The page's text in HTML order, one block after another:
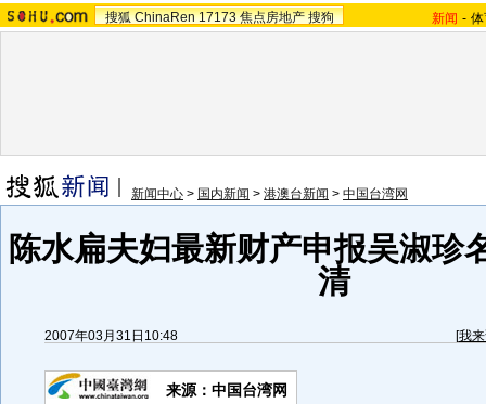
搜狐 ChinaRen 17173 焦点房地产 搜狗 新闻 -
新闻中心 > 国内新闻 > 港澳台新闻 > 中国台湾网
陈水扁夫妇最新财产申报吴淑珍
清
2007年03月31日10:48 [我
来源：中国台湾网